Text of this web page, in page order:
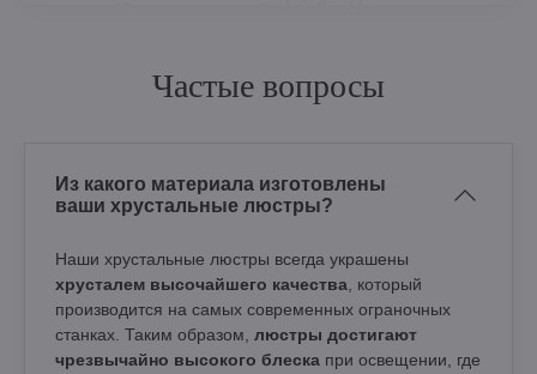
Частые вопросы
Из какого материала изготовлены
ваши хрустальные люстры?
Наши хрустальные люстры всегда украшены
хрусталем высочайшего качества , который
производится на самых современных ограночных
станках. Таким образом, люстры достигают
чрезвычайно высокого блеска при освещении, где